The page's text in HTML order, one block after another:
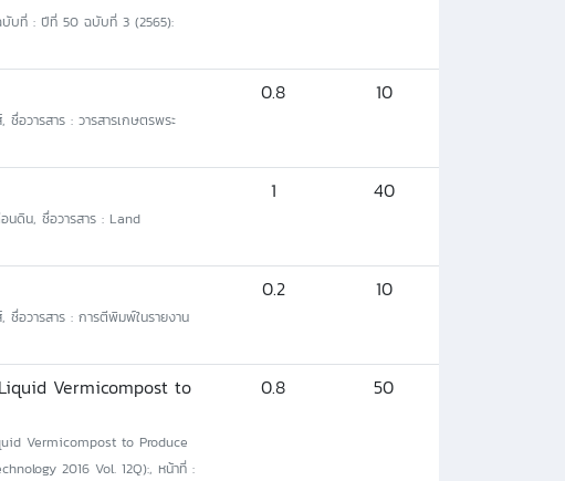
บับที่ : ปีที่ 50 ฉบับที่ 3 (2565):
วารสาร : วารสารเกษตรพระ
0.8 10
นดิน, ชื่อวารสาร : Land
1 40
อวารสาร : การตีพิมพ์ในรายงาน
0.2 10
Vermicompost to
Vermicompost to Produce
2016 Vol. 12Q):, หน้าที่ :
0.8 50